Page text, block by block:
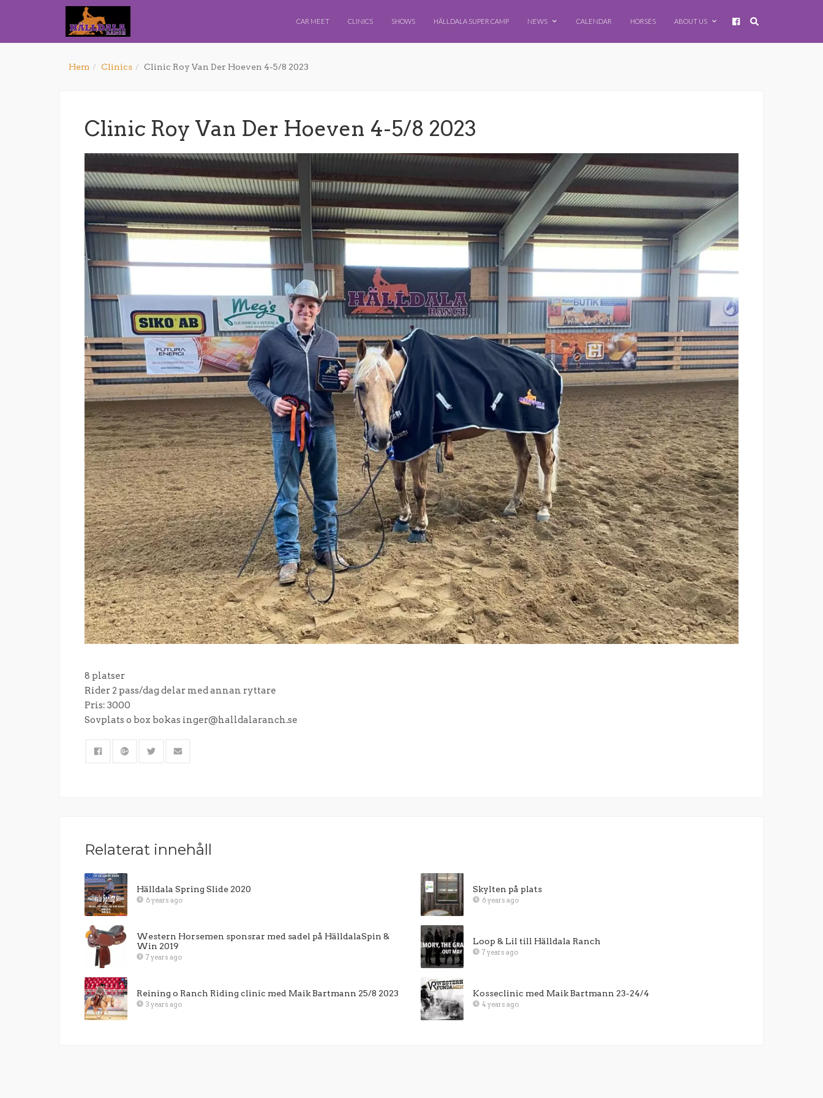
CAR MEET CLINICS SHOWS HÄLLDALA SUPER CAMP NEWS CALENDAR HORSES ABOUT US
Hem Clinics Clinic Roy Van Der Hoeven 4-5/8 2023
Clinic Roy Van Der Hoeven 4-5/8 2023
8 platser
Rider 2 pass/dag delar med annan ryttare
Pris: 3000
Sovplats o box bokas inger@halldalaranch.se
Relaterat innehåll
Hälldala Spring Slide 2020
6 years ago
Western Horsemen sponsrar med sadel på HälldalaSpin &
Win 2019
7 years ago
Reining o Ranch Riding clinic med Maik Bartmann 25/8 2023
3 years ago
Skylten på plats
6 years ago
Loop & Lil till Hälldala Ranch
7 years ago
Kosseclinic med Maik Bartmann 23-24/4
4 years ago